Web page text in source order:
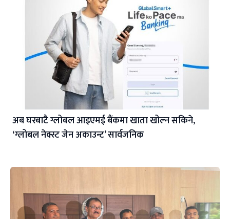
अब घरबाटै ग्लोबल आइएमई बैंकमा खाता खोल्न सकिने,
‘ग्लोबल नेक्स्ट जेन अकाउन्ट’ सार्वजनिक